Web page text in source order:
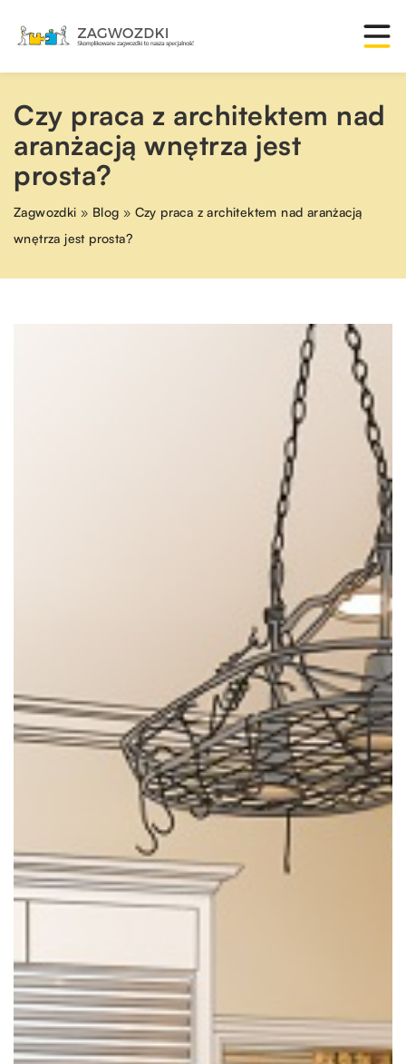
Czy praca z architektem nad
aranżacją wnętrza jest
prosta?
Zagwozdki » Blog » Czy praca z architektem nad aranżacją
wnętrza jest prosta?